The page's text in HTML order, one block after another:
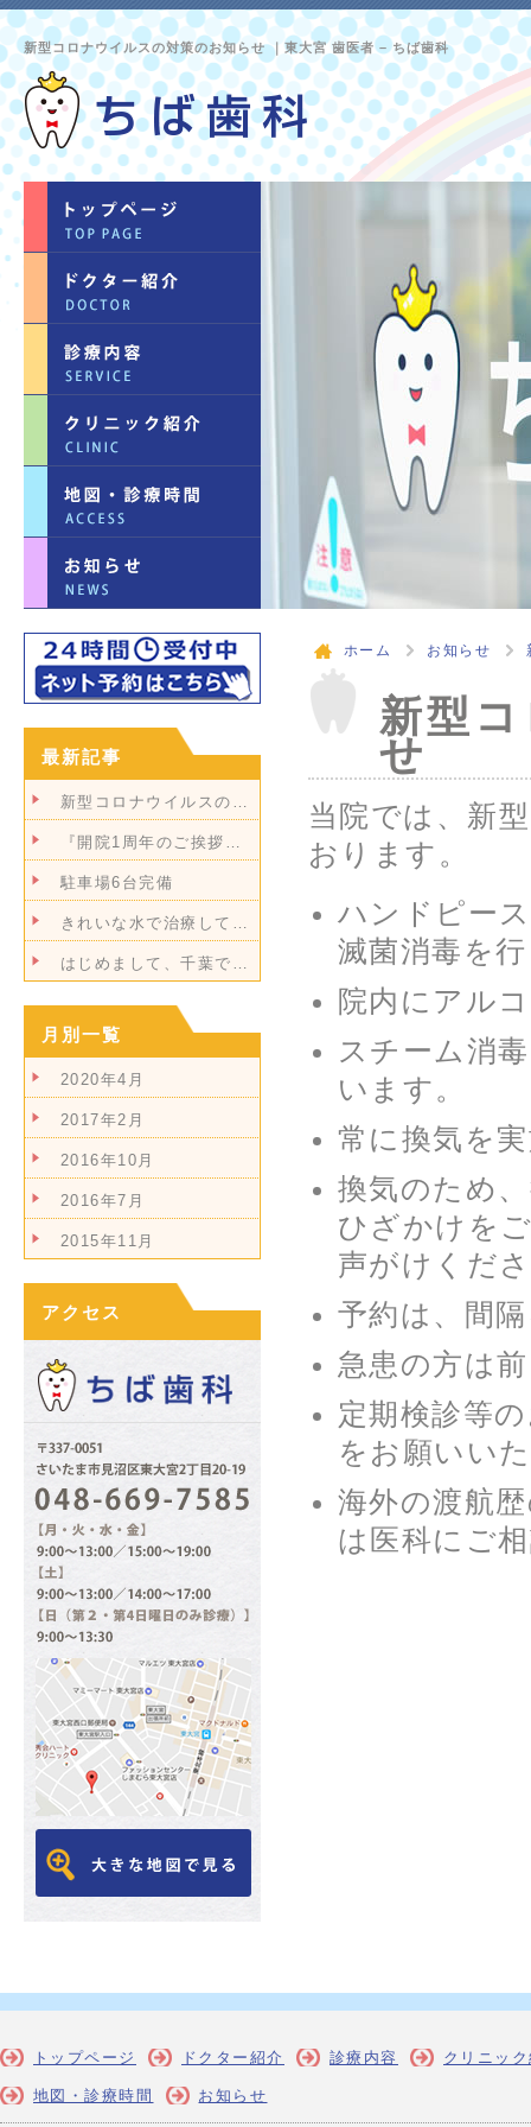
新型コロナウイルスの対策のお知らせ ｜東大宮 歯医者 – ちば歯科
ホーム お知らせ
新型
せ
当院では、新
おります。
ハンドピー
滅菌消毒を
院内にアル
スチーム消
います。
常に換気を
換気のため
ひざかけを
声がけくだ
予約は、間
急患の方は
定期検診等
をお願いい
海外の渡航
は医科にご
最新記事
新型コロナウイルスの…
『開院1周年のご挨拶…
駐車場6台完備
きれいな水で治療して…
はじめまして、千葉で…
月別一覧
2020年4月
2017年2月
2016年10月
2016年7月
2015年11月
アクセス
トップページ ドクター紹介 診療内容 クリニッ
地図・診療時間 お知らせ